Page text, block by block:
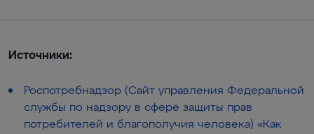
Источники:
Роспотребнадзор (Сайт управления Федеральной
службы по надзору в сфере защиты прав
потребителей и благополучия человека) «Как